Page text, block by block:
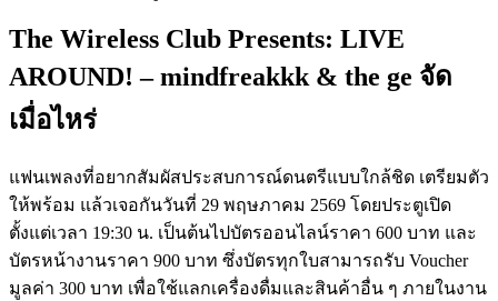
The Wireless Club Presents: LIVE
AROUND! – mindfreakkk & the ge จัด
เมื่อไหร่
แฟนเพลงที่อยากสัมผัสประสบการณ์ดนตรีแบบใกล้ชิด เตรียมตัว
ให้พร้อม แล้วเจอกันวันที่ 29 พฤษภาคม 2569 โดยประตูเปิด
ตั้งแต่เวลา 19:30 น. เป็นต้นไปบัตรออนไลน์ราคา 600 บาท และ
บัตรหน้างานราคา 900 บาท ซึ่งบัตรทุกใบสามารถรับ Voucher
มูลค่า 300 บาท เพื่อใช้แลกเครื่องดื่มและสินค้าอื่น ๆ ภายในงาน